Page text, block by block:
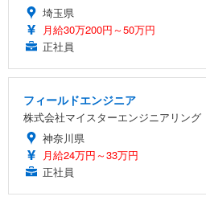
埼玉県
月給30万200円～50万円
正社員
フィールドエンジニア
株式会社マイスターエンジニアリング
神奈川県
月給24万円～33万円
正社員